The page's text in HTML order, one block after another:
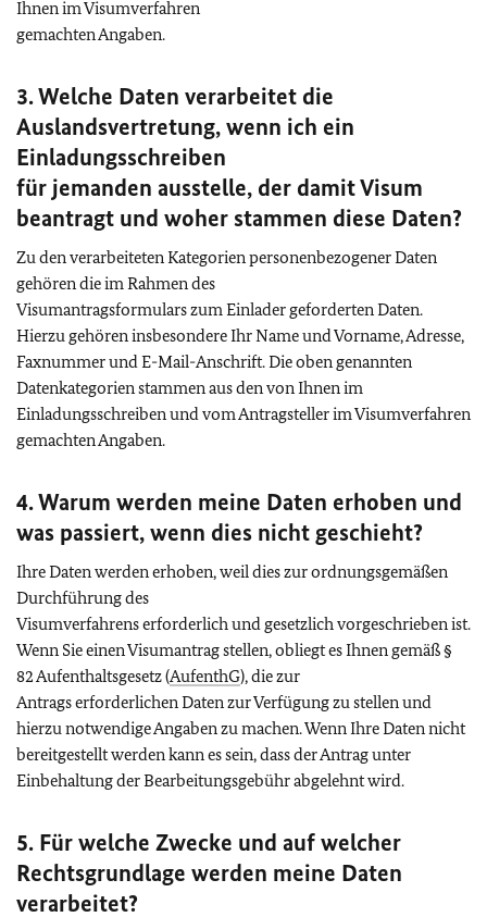
Ihnen im Visumverfahren
gemachten Angaben.
3. Welche Daten verarbeitet die
Auslandsvertretung, wenn ich ein
Einladungsschreiben
für jemanden ausstelle, der damit Visum
beantragt und woher stammen diese Daten?
Zu den verarbeiteten Kategorien personenbezogener Daten
gehören die im Rahmen des
Visumantragsformulars zum Einlader geforderten Daten.
Hierzu gehören insbesondere Ihr Name und Vorname, Adresse,
Faxnummer und E-Mail-Anschrift. Die oben genannten
Datenkategorien stammen aus den von Ihnen im
Einladungsschreiben und vom Antragsteller im Visumverfahren
gemachten Angaben.
4. Warum werden meine Daten erhoben und
was passiert, wenn dies nicht geschieht?
Ihre Daten werden erhoben, weil dies zur ordnungsgemäßen
Durchführung des
Visumverfahrens erforderlich und gesetzlich vorgeschrieben ist.
Wenn Sie einen Visumantrag stellen, obliegt es Ihnen gemäß §
82 Aufenthaltsgesetz (AufenthG), die zur
Antrags erforderlichen Daten zur Verfügung zu stellen und
hierzu notwendige Angaben zu machen. Wenn Ihre Daten nicht
bereitgestellt werden kann es sein, dass der Antrag unter
Einbehaltung der Bearbeitungsgebühr abgelehnt wird.
5. Für welche Zwecke und auf welcher
Rechtsgrundlage werden meine Daten
verarbeitet?